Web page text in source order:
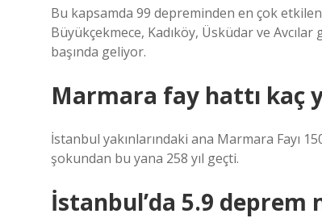
Bu kapsamda 99 depreminden en çok
Büyükçekmece, Kadıköy, Üsküdar ve
başında geliyor.
Marmara fay hattı kaç
İstanbul yakınlarındaki ana Marmara Fayı
şokundan bu yana 258 yıl geçti.
İstanbul’da 5.9 deprem